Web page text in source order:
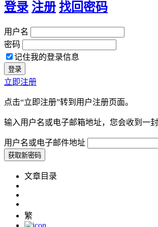
登录 注册 找回密码
用户名
密码
记住我的登录信息
立即注册
点击“立即注册”转到用户注册页面。
输入用户名或电子邮箱地址，您会收到一
用户名或电子邮件地址
文章目录
繁